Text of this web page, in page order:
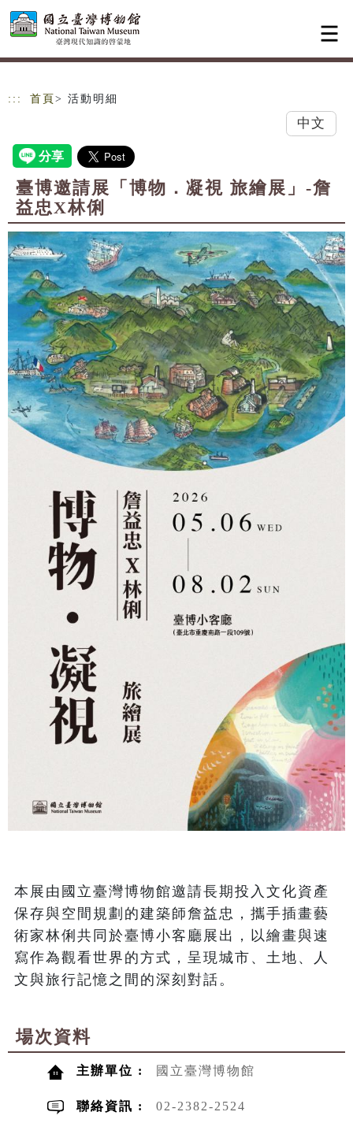
跳到主要內容
網站導覽
::: 首頁 > 活動明細
中文
臺博邀請展「博物．凝視 旅繪展」-詹
益忠X林俐
本展由國立臺灣博物館邀請長期投入文化資產
保存與空間規劃的建築師詹益忠，攜手插畫藝
術家林俐共同於臺博小客廳展出，以繪畫與速
寫作為觀看世界的方式，呈現城市、土地、人
文與旅行記憶之間的深刻對話。
場次資料
主辦單位 : 國立臺灣博物館
聯絡資訊 : 02-2382-2524